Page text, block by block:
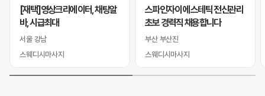
[재택]영상크리에이터, 채팅알
바, 시급최대
서울 강남
스웨디시마사지
스파인자이 에스테틱 전신관리
초보 경력직 채용합니다
부산 부산진
스웨디시마사지